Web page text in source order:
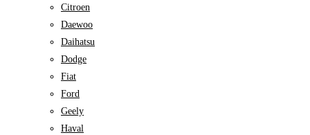
Citroen
Daewoo
Daihatsu
Dodge
Fiat
Ford
Geely
Haval